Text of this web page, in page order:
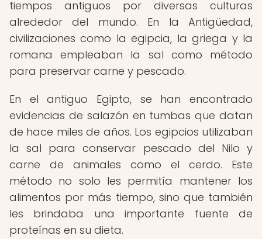
tiempos antiguos por diversas culturas
alrededor del mundo. En la Antigüedad,
civilizaciones como la egipcia, la griega y la
romana empleaban la sal como método
para preservar carne y pescado.
En el antiguo Egipto, se han encontrado
evidencias de salazón en tumbas que datan
de hace miles de años. Los egipcios utilizaban
la sal para conservar pescado del Nilo y
carne de animales como el cerdo. Este
método no solo les permitía mantener los
alimentos por más tiempo, sino que también
les brindaba una importante fuente de
proteínas en su dieta.